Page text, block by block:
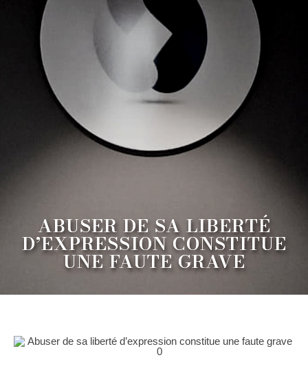
ABUSER DE SA LIBERTÉ
D’EXPRESSION CONSTITUE
UNE FAUTE GRAVE